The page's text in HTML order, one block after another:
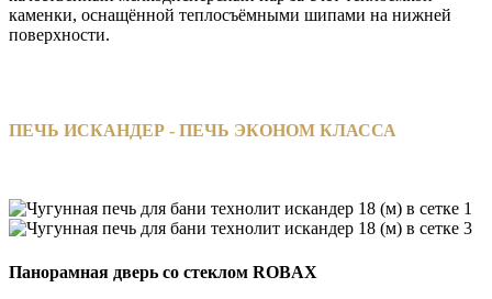
каменки, оснащённой теплосъёмными шипами на нижней
поверхности.
ПЕЧЬ ИСКАНДЕР - ПЕЧЬ ЭКОНОМ КЛАССА
Панорамная дверь со стеклом ROBAX